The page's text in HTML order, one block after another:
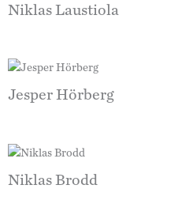
Niklas Laustiola
Jesper Hörberg
Niklas Brodd